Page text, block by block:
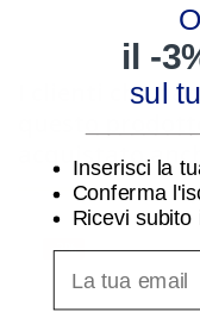
I clienti che
acquistato
-3%
il -
sul
Inserisci la
Conferma
Ricevi subito
inserisci